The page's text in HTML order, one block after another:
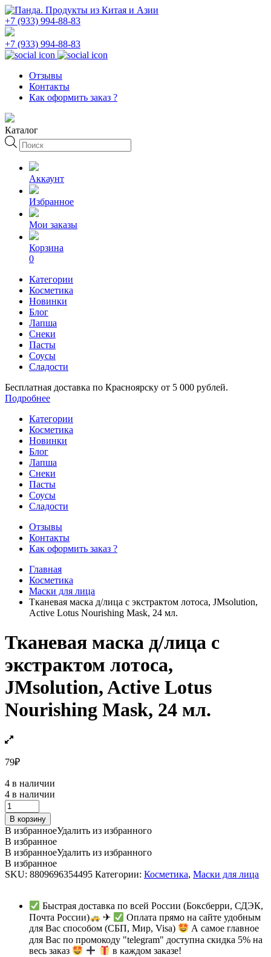
+7 (933) 994-88-83
+7 (933) 994-88-83
Отзывы
Контакты
Как оформить заказ ?
Каталог
Поиск
товаров
Аккаунт
Избранное
Мои заказы
Корзина
0
Категории
Косметика
Новинки
Блог
Лапша
Снеки
Пасты
Соусы
Сладости
Бесплатная доставка по Красноярску от 5 000 рублей.
Подробнее
Категории
Косметика
Новинки
Блог
Лапша
Снеки
Пасты
Соусы
Сладости
Отзывы
Контакты
Как оформить заказ ?
Главная
Косметика
Маски для лица
Тканевая маска д/лица с экстрактом лотоса, JMsolution,
Active Lotus Nourishing Mask, 24 мл.
Тканевая маска д/лица с
экстрактом лотоса,
JMsolution, Active Lotus
Nourishing Mask, 24 мл.
79₽
4 в наличии
4 в наличии
Тканевая
маска
д/
лица
с
экстрактом
лотоса,
JMsolution,
Lotus
Nourishing
В корзину
В избранноеУдалить из избранного
В избранное
В избранноеУдалить из избранного
В избранное
SKU: 8809696354495 Категории: Косметика, Маски для лица
Быстрая доставка по всей России (Боксберри, СДЭК,
Почта России)
✈
Оплата прямо на сайте удобным
для Вас способом (СБП, Мир, Visa)
А самое главное
для Вас по промокоду "telegram" доступна скидка 5% на
весь заказ
в каждом заказе!